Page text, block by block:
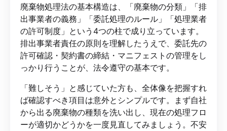
廃棄物処理法の基本構造は、「廃棄物の分類」「排
出事業者の義務」「委託処理のルール」「処理業者
の許可制度」という4つの柱で成り立っています。
排出事業者責任の原則を理解したうえで、委託先の
許可確認・契約書の締結・マニフェストの管理をし
っかり行うことが、法令遵守の基本です。
「難しそう」と感じていた方も、全体像を把握すれ
ば確認すべき項目は意外とシンプルです。まず自社
から出る廃棄物の種類を洗い出し、現在の処理フロ
ーが適切かどうかを一度見直してみましょう。不安